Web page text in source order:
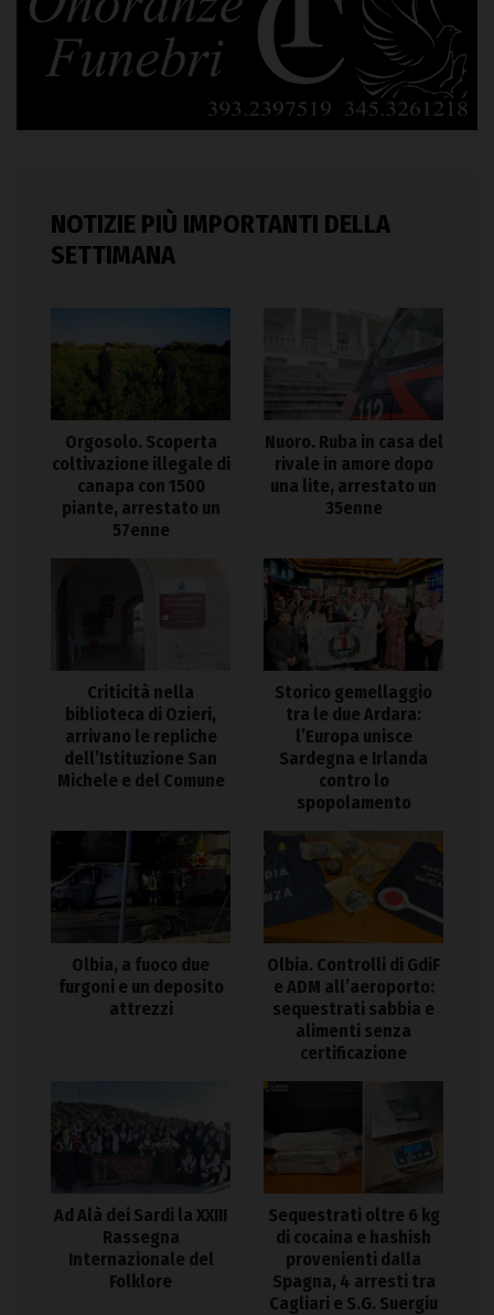
NOTIZIE PIÙ IMPORTANTI DELLA
SETTIMANA
Orgosolo. Scoperta
coltivazione illegale di
canapa con 1500
piante, arrestato un
57enne
Nuoro. Ruba in casa del
rivale in amore dopo
una lite, arrestato un
35enne
Criticità nella
biblioteca di Ozieri,
arrivano le repliche
dell’Istituzione San
Michele e del Comune
Storico gemellaggio
tra le due Ardara:
l’Europa unisce
Sardegna e Irlanda
contro lo
spopolamento
Olbia, a fuoco due
furgoni e un deposito
attrezzi
Olbia. Controlli di GdiF
e ADM all’aeroporto:
sequestrati sabbia e
alimenti senza
certificazione
Ad Alà dei Sardi la XXIII
Rassegna
Internazionale del
Folklore
Sequestrati oltre 6 kg
di cocaina e hashish
provenienti dalla
Spagna, 4 arresti tra
Cagliari e S.G. Suergiu